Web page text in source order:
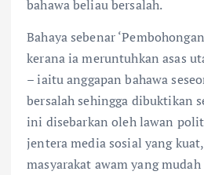
bahawa beliau bersalah.
Bahaya sebenar
kerana ia meruntuhkan asas
– iaitu anggapan bahawa
bersalah sehingga dibuktikan
ini disebarkan oleh lawan
jentera media sosial yang
masyarakat awam yang